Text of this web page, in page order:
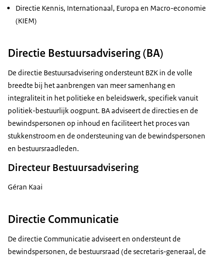
Directie Kennis, Internationaal, Europa en Macro-economie
(KIEM)
Directie Bestuursadvisering (BA)
De directie Bestuursadvisering ondersteunt BZK in de volle
breedte bij het aanbrengen van meer samenhang en
integraliteit in het politieke en beleidswerk, specifiek vanuit
politiek-bestuurlijk oogpunt. BA adviseert de directies en de
bewindspersonen op inhoud en faciliteert het proces van
stukkenstroom en de ondersteuning van de bewindspersonen
en bestuursraadleden.
Directeur Bestuursadvisering
Géran Kaai
Directie Communicatie
De directie Communicatie adviseert en ondersteunt de
bewindspersonen, de bestuursraad (de secretaris-generaal, de